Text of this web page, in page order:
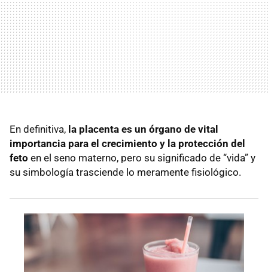
En definitiva, la placenta es un órgano de vital
importancia para el crecimiento y la protección del
feto en el seno materno, pero su significado de “vida” y
su simbología trasciende lo meramente fisiológico.